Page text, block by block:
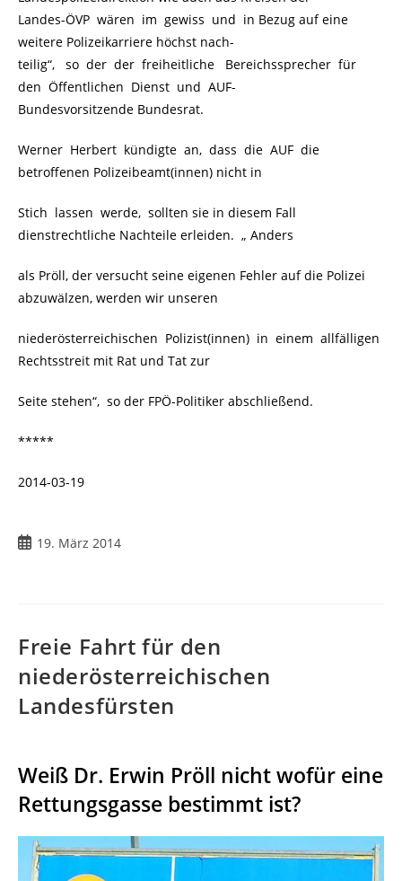
Landes-ÖVP wären im gewiss und in Bezug auf eine
weitere Polizeikarriere höchst nach-
teilig“, so der der freiheitliche Bereichssprecher für
den Öffentlichen Dienst und AUF-
Bundesvorsitzende Bundesrat.
Werner Herbert kündigte an, dass die AUF die
betroffenen Polizeibeamt(innen) nicht in
Stich lassen werde, sollten sie in diesem Fall
dienstrechtliche Nachteile erleiden. „ Anders
als Pröll, der versucht seine eigenen Fehler auf die Polizei
abzuwälzen, werden wir unseren
niederösterreichischen Polizist(innen) in einem allfälligen
Rechtsstreit mit Rat und Tat zur
Seite stehen“, so der FPÖ-Politiker abschließend.
*****
2014-03-19
Beitrag19. März 2014
Freie Fahrt für den
niederösterreichischen
Landesfürsten
Weiß Dr. Erwin Pröll nicht wofür eine
Rettungsgasse bestimmt ist?